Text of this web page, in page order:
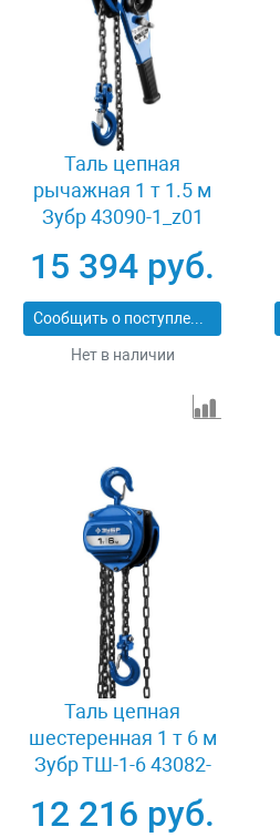
Таль цепная
рычажная 1 т 1.5 м
Зубр 43090-1_z01
15 394 руб.
Сообщить о поступлении
Нет в наличии
Таль цепная
шестеренная 1 т 6 м
Зубр ТШ-1-6 43082-
12 216 руб.